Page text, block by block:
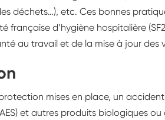
déchets…), etc. Ces bonnes
française d’hygiène hospitalière
au travail et de la mise à jour des
mises en place, un accident
et autres produits biologiques